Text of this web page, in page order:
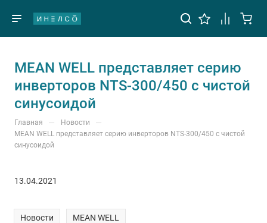
MEAN WELL представляет серию
инверторов NTS-300/450 с чистой
синусоидой
Главная — Новости —
MEAN WELL представляет серию инверторов NTS-300/450 с чистой
синусоидой
13.04.2021
Новости MEAN WELL